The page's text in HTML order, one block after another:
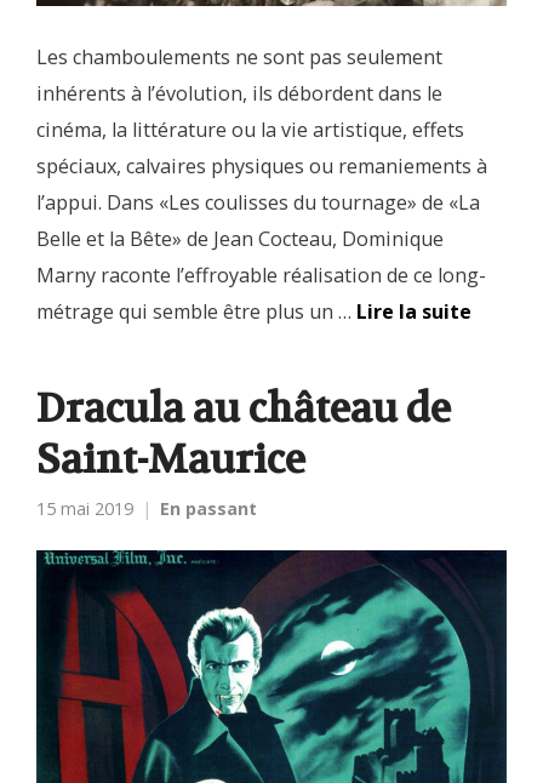
Les chamboulements ne sont pas seulement
inhérents à l’évolution, ils débordent dans le
cinéma, la littérature ou la vie artistique, effets
spéciaux, calvaires physiques ou remaniements à
l’appui. Dans «Les coulisses du tournage» de «La
Belle et la Bête» de Jean Cocteau, Dominique
Marny raconte l’effroyable réalisation de ce long-
métrage qui semble être plus un … Lire la suite
Dracula au château de
Saint-Maurice
15 mai 2019 En passant